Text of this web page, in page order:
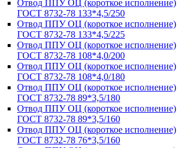
Отвод ППУ ОЦ (короткое исполнение)
ГОСТ 8732-78 133*4,5/250
Отвод ППУ ОЦ (короткое исполнение)
ГОСТ 8732-78 133*4,5/225
Отвод ППУ ОЦ (короткое исполнение)
ГОСТ 8732-78 108*4,0/200
Отвод ППУ ОЦ (короткое исполнение)
ГОСТ 8732-78 108*4,0/180
Отвод ППУ ОЦ (короткое исполнение)
ГОСТ 8732-78 89*3,5/180
Отвод ППУ ОЦ (короткое исполнение)
ГОСТ 8732-78 89*3,5/160
Отвод ППУ ОЦ (короткое исполнение)
ГОСТ 8732-78 76*3,5/160